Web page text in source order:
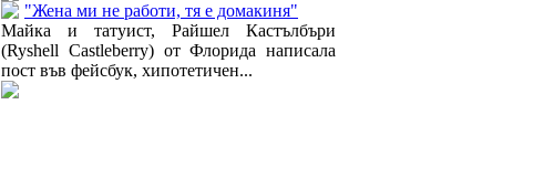
"Жена ми не работи, тя е домакиня"
Майка и татуист, Райшел Кастълбъри
(Ryshell Castleberry) от Флорида написала
пост във фейсбук, хипотетичен...